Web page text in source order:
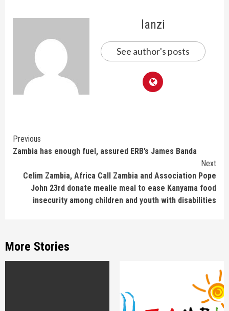
lanzi
See author's posts
Continue
Reading
Previous
Zambia has enough fuel, assured ERB’s James Banda
Next
Celim Zambia, Africa Call Zambia and Association Pope
John 23rd donate mealie meal to ease Kanyama food
insecurity among children and youth with disabilities
More Stories